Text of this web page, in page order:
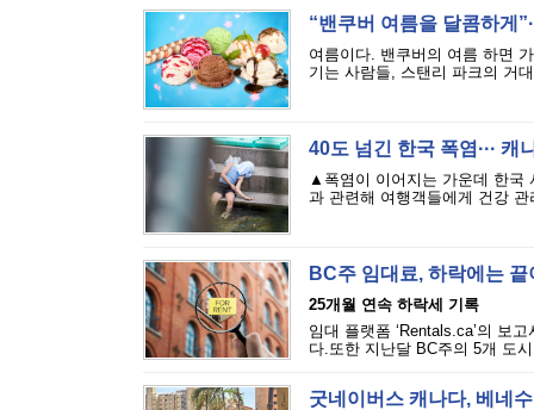
“밴쿠버 여름을 달콤하게
여름이다. 밴쿠버의 여름 하면
기는 사람들, 스탠리 파크의 거
40도 넘긴 한국 폭염···
▲폭염이 이어지는 가운데 한국
과 관련해 여행객들에게 건강
BC주 임대료, 하락에는
25개월 연속 하락세 기록
임대 플랫폼 ‘Rentals.ca’의 보
다.또한 지난달 BC주의 5개 도
굿네이버스 캐나다, 베네